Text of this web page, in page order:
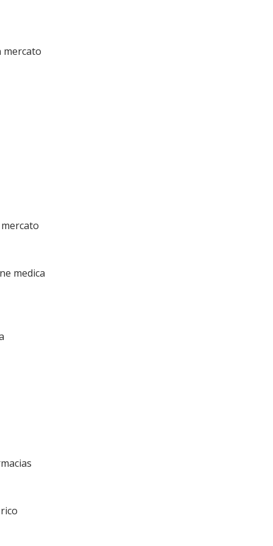
mercato
medica